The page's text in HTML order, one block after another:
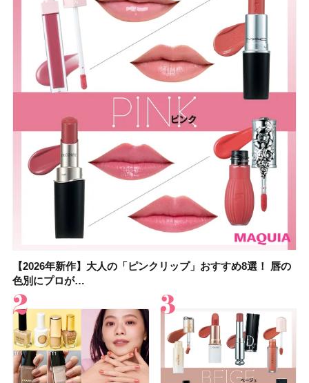
【2026年新作】大人の「ピンクリップ」おすすめ8選！ 唇の
色別にプロが…
【上田竜也さんのマイベストコスメ５選】大人になって開眼
したからこそ愛が深…
【2026年新作】大人の「ピンクリップ」おすすめ8選！ 唇の
色別にプロが…
【2026夏】「香水・フレグランス」ランキングTOP5！＜美
容マニア・マ…
【2026夏】「歯磨き粉・オーラルケア」ランキングTOP5！
＜美容マニア…
【2026年夏】40代におすすめの髪型30選！ 若く見える・手
入れが楽な…
【鈴木えみさんの愛用品30選】コスメ・スキンケア・ヘアケ
アetc.お気に…
【キャンメイク】売切続出！先行発売中の「クリアヴェール
セッティングパウダ…